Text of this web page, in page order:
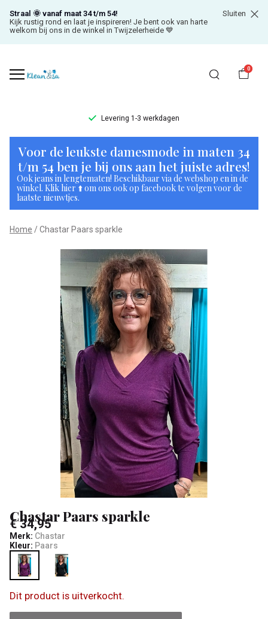
Straal 🌞 vanaf maat 34 t/m 54!
Kijk rustig rond en laat je inspireren! Je bent ook van harte
welkom bij ons in de winkel in Twijzelerheide 💙
Sluiten
0
Levering 1-3 werkdagen
Chastar
Paars
sparkle
-
Klean
Voor de leukste damesmode in maten 34
t/m 54 ben je bij ons aan het juiste adres!
Ook jeans in lengtematen! Beschikbaar via de webshop en in de
winkel. Klik hier ⬆️ om ons ook op facebook te volgen voor de
laatste nieuwtjes.
Home Chastar Paars sparkle
Chastar Paars sparkle
€ 34,95
Merk: Chastar
Kleur: Paars
Dit product is uitverkocht.